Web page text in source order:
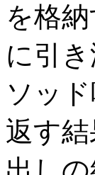
を格
に引
ソッ
返す